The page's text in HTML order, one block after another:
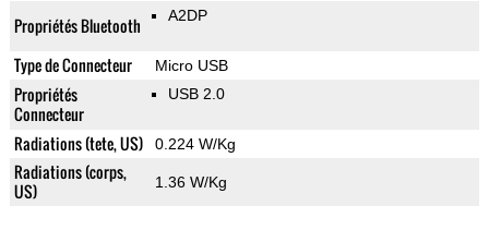
Propriétés Bluetooth A2DP
Type de Connecteur Micro USB
Propriétés
Connecteur
USB 2.0
Radiations (tete, US) 0.224 W/Kg
Radiations (corps,
US)
1.36 W/Kg